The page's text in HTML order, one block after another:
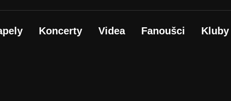
Koncerty Videa Fanoušci Kluby